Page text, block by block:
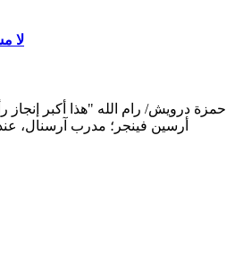
لا
حمزة درويش/ رام الله "هذا أكبر إنجاز
أرسين فينجر؛ مدرب آرسنال،